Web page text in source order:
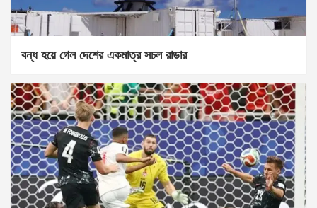
বন্ধ হয়ে গেল দেশের একমাত্র সচল রাডার